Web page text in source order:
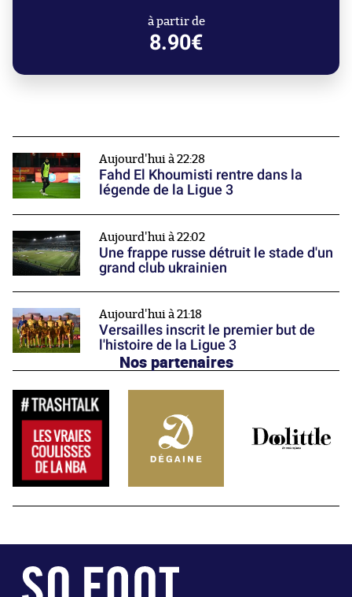
à partir de
8.90€
Aujourd'hui à 22:28
Fahd El Khoumisti rentre dans la
légende de la Ligue 3
Aujourd'hui à 22:02
Une frappe russe détruit le stade d'un
grand club ukrainien
Aujourd'hui à 21:18
Versailles inscrit le premier but de
l'histoire de la Ligue 3
Nos partenaires